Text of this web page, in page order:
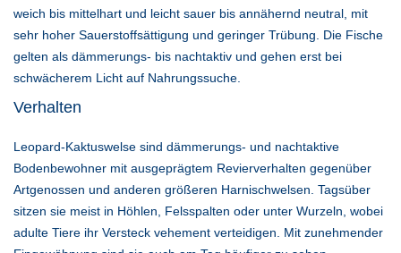
weich bis mittelhart und leicht sauer bis annähernd neutral, mit
sehr hoher Sauerstoffsättigung und geringer Trübung. Die Fische
gelten als dämmerungs- bis nachtaktiv und gehen erst bei
schwächerem Licht auf Nahrungssuche.
Verhalten
Leopard-Kaktuswelse sind dämmerungs- und nachtaktive
Bodenbewohner mit ausgeprägtem Revierverhalten gegenüber
Artgenossen und anderen größeren Harnischwelsen. Tagsüber
sitzen sie meist in Höhlen, Felsspalten oder unter Wurzeln, wobei
adulte Tiere ihr Versteck vehement verteidigen. Mit zunehmender